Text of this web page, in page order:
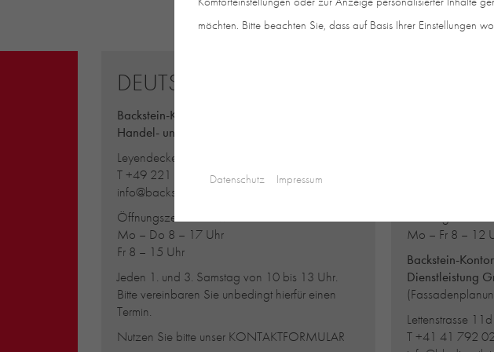
DEUTSCHLAND
Backstein-Kontor
Handel- und Service mit Tonbaustoffen GmbH
Leyendeckerstraße 4 | 50825 Köln
T+49 221 888 785-0
info@backstein-kontor.de
Öffnungszeiten Showroom:
Mo – Do 8 – 17 Uhr
Fr 8 – 15 Uhr
Jeden 1. und 3. Samstag von 10 bis 13 Uhr.
Bitte vereinbaren Sie unbedingt hierfür einen
Termin.
Nutzen Sie bitte unser KONTAKTFORMULAR
Lettenstrasse
Mo – Fr 8 – 12
Backstein-
Dienstleistung
Lettenstrasse
T+41 41 792
möchten. Bitte beachten Sie, dass auf Basis Ihrer Einstellungen
Datenschutz Impressum